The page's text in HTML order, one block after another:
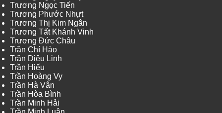
Trương Ngọc Tiến
Trương Phước Nhựt
Trương Thị Kim Ngân
Trương Tất Khánh Vinh
Trương Đức Châu
Trần Chí Hào
Trần Diệu Linh
Trần Hiếu
Trần Hoàng Vy
Trần Hà Vân
Trần Hòa Bình
Trần Minh Hải